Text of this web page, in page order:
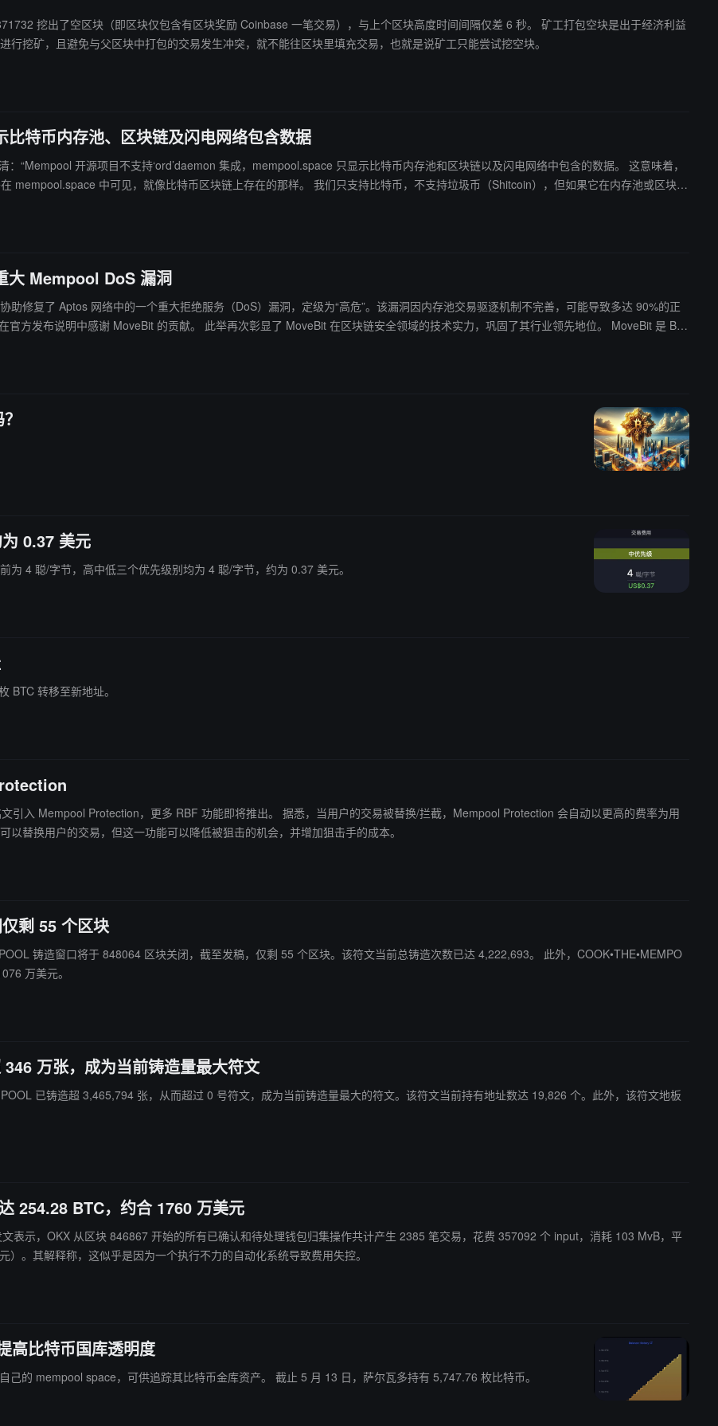
区块（即区块仅包含有区块奖励 Coinbase 一笔交易），与上个区块高度时间间隔仅差 6 秒。 矿工打包空块是出于经济利益
挖矿，且避免与父区块中打包的交易发生冲突，就不能往区块里填充交易，也就是说矿工只能尝试挖空块。
特币内存池、区块链及闪电网络包含数据
开源项目不支持‘ord’daemon 集成，mempool.space 只显示比特币内存池和区块链以及闪电网络中包含的数据。 这意味着，
链上存在的那样。 我们只支持比特币，不支持垃圾币（Shitcoin），但如果它在内存池或区块链
Mempool DoS 漏洞
修复了 Aptos 网络中的一个重大拒绝服务（DoS）漏洞，定级为“高危”。该漏洞因内存池交易驱逐机制不完善，可能导致多达 90%的正
在区块链安全领域的技术实力，巩固了其行业领先地位。 MoveBit 是 Bits
0.37 美元
4 聪/字节，高中低三个优先级别均为 4 聪/字节，约为 0.37 美元。
BTC 转移至新地址。
推出。 据悉，当用户的交易被替换/拦截，Mempool Protection 会自动以更高的费率为用
替换用户的交易，但这一功能可以降低被狙击的机会，并增加狙击手的成本。
剩 55 个区块
将于 848064 区块关闭，截至发稿，仅剩 55 个区块。该符文当前总铸造次数已达 4,222,693。 此外，COOK•THE•MEMPO
万美元。
万张，成为当前铸造量最大符文
已铸造超 3,465,794 张，从而超过 0 号符文，成为当前铸造量最大的符文。该符文当前持有地址数达 19,826 个。此外，该符文地板
254.28 BTC，约合 1760 万美元
表示，OKX 从区块 846867 开始的所有已确认和待处理钱包归集操作共计产生 2385 笔交易，花费 357092 个 input，消耗 103 MvB，平
。其解释称，这似乎是因为一个执行不力的自动化系统导致费用失控。
高比特币国库透明度
ChainCatcher 消息，萨尔瓦多国家比特币办公室（ONBTC）推出自己的 mempool space，可供追踪其比特币金库资产。 截止 5 月 13 日，萨尔瓦多持有 5,747.76 枚比特币。